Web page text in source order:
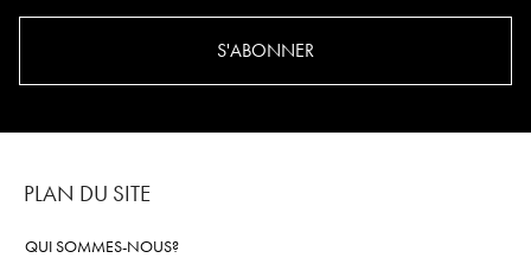
S'ABONNER
PLAN DU SITE
QUI SOMMES-NOUS?